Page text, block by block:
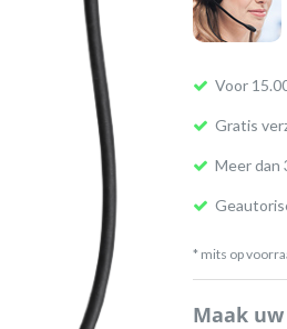
Maak
RJ9)
aantal
Voor
Gratis
Meer dan
* mits op